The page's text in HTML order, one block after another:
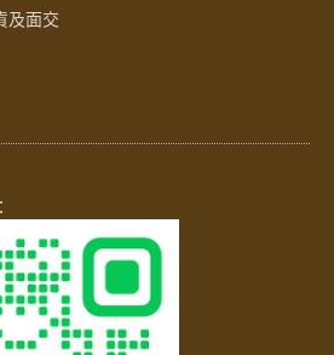
及面交